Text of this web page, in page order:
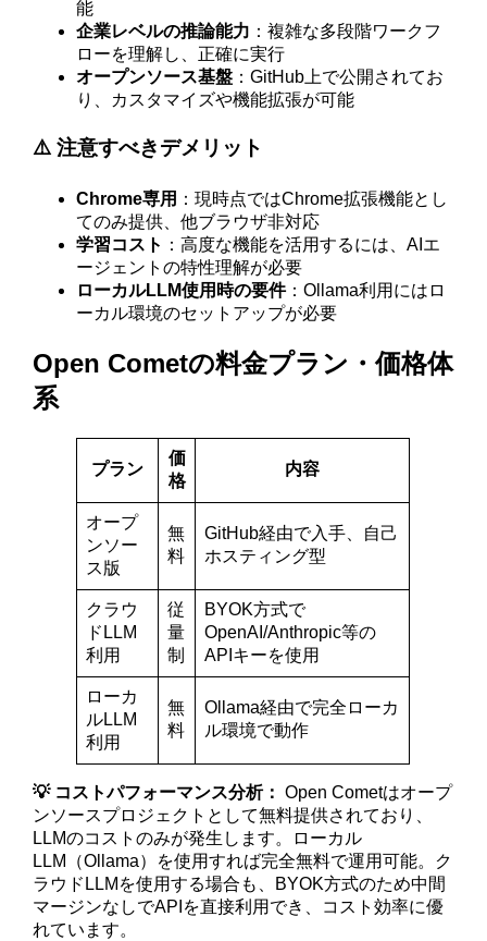
能
企業レベルの推論能力 ：複雑な多段階ワークフ
ローを理解し、正確に実行
オープンソース基盤 ：GitHub上で公開されてお
り、カスタマイズや機能拡張が可能
⚠️ 注意すべきデメリット
Chrome専用 ：現時点ではChrome拡張機能とし
てのみ提供、他ブラウザ非対応
学習コスト ：高度な機能を活用するには、AIエ
ージェントの特性理解が必要
ローカルLLM使用時の要件：Ollama利用にはロ
ーカル環境のセットアップが必要
Open Cometの料金プラン・価格体
系
プラン
価
格
内容
オープ
ンソー
ス版
無
料
GitHub経由で入手、自己
ホスティング型
クラウ
ドLLM
利用
従
量
制
BYOK方式で
OpenAI/Anthropic等の
APIキーを使用
ローカ
ルLLM
利用
無
料
Ollama経由で完全ローカ
ル環境で動作
💡 コストパフォーマンス分析： Open Cometはオープ
ンソースプロジェクトとして無料提供されており、
LLMのコストのみが発生します。ローカル
LLM（Ollama）を使用すれば完全無料で運用可能。ク
ラウドLLMを使用する場合も、BYOK方式のため中間
マージンなしでAPIを直接利用でき、コスト効率に優
れています。